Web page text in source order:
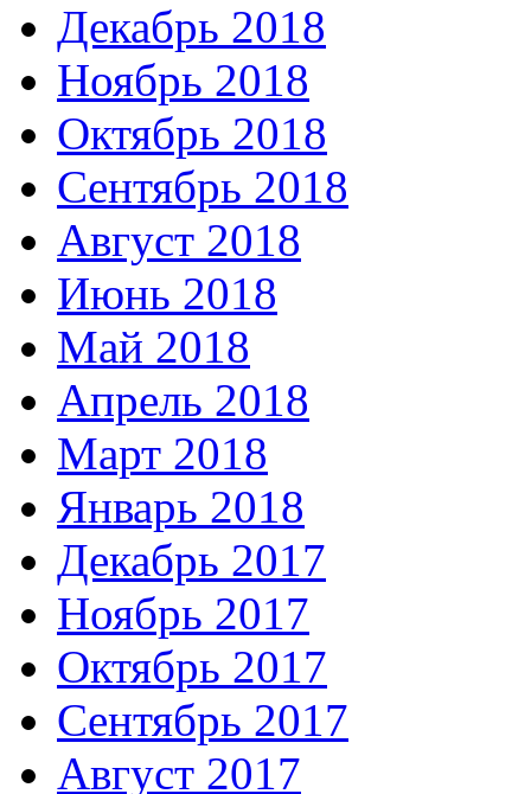
Декабрь 2018
Ноябрь 2018
Октябрь 2018
Сентябрь 2018
Август 2018
Июнь 2018
Май 2018
Апрель 2018
Март 2018
Январь 2018
Декабрь 2017
Ноябрь 2017
Октябрь 2017
Сентябрь 2017
Август 2017